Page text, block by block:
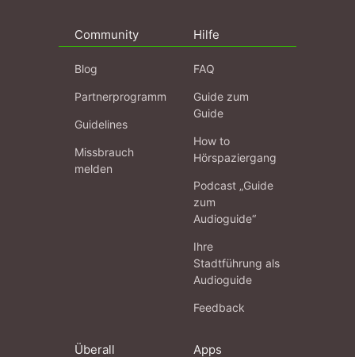
Community
Blog
Partnerprogramm
Guidelines
Missbrauch
melden
Hilfe
FAQ
Guide zum
Guide
How to
Hörspaziergang
Podcast „Guide
zum
Audioguide“
Ihre
Stadtführung als
Audioguide
Feedback
Überall Apps